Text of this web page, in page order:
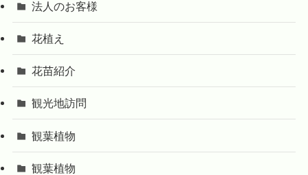
法人のお客様
花植え
花苗紹介
観光地訪問
観葉植物
観葉植物